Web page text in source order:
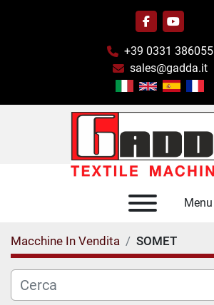
facebookyoutube
+39 0331 386055
sales@gadda.it
Menu
Macchine In Vendita SOMET